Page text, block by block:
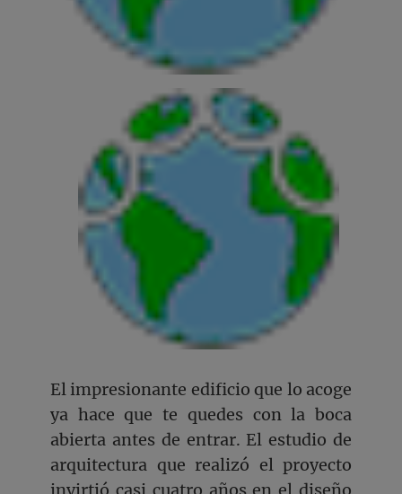
El impresionante edificio que lo acoge
ya hace que te quedes con la boca
abierta antes de entrar. El estudio de
arquitectura que realizó el proyecto
invirtió casi cuatro años en el diseño